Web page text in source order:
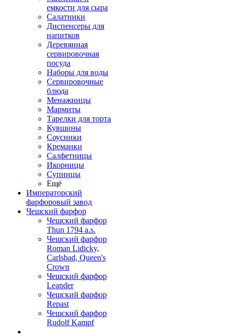
емкости для сыра
Салатники
Диспенсеры для
напитков
Деревянная
сервировочная
посуда
Наборы для воды
Сервировочные
блюда
Менажницы
Мармиты
Тарелки для торта
Кувшины
Соусники
Креманки
Салфетницы
Икорницы
Супницы
Ещё
Императорский
фарфоровый завод
Чешский фарфор
Чешский фарфор
Thun 1794 a.s.
Чешский фарфор
Roman Lidicky,
Carlsbad, Queen's
Crown
Чешский фарфор
Leander
Чешский фарфор
Repast
Чешский фарфор
Rudolf Kampf